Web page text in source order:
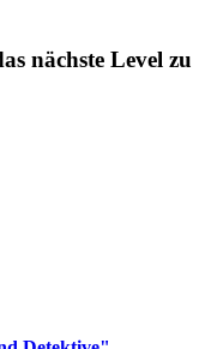
nächste Level zu